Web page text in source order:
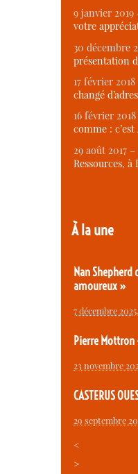
9 janvier 2019
votre
30 décembre
présentation
17 février 2018
changé
16 février
comme :
29 août 2017 –
Ressources,
À la une
Nan
amoureux »
7 décembre 2025
Pierre
23 novembre
CASTERUS
29 septembre
<
>